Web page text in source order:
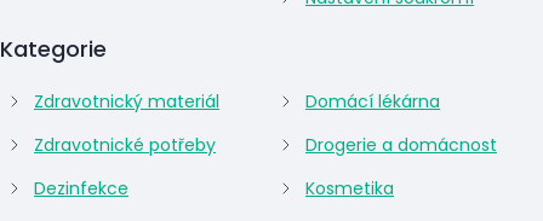
Kategorie
Zdravotnický materiál
Zdravotnické potřeby
Dezinfekce
Domácí lékárna
Drogerie a domácnost
Kosmetika